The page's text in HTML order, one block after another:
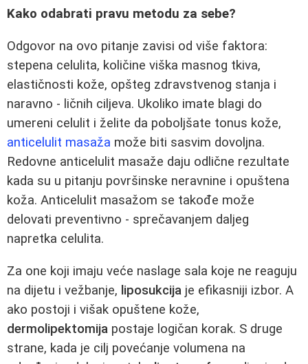
Kako odabrati pravu metodu za sebe?
Odgovor na ovo pitanje zavisi od više faktora:
stepena celulita, količine viška masnog tkiva,
elastičnosti kože, opšteg zdravstvenog stanja i
naravno - ličnih ciljeva. Ukoliko imate blagi do
umereni celulit i želite da poboljšate tonus kože,
anticelulit masaža može biti sasvim dovoljna.
Redovne anticelulit masaže daju odlične rezultate
kada su u pitanju površinske neravnine i opuštena
koža. Anticelulit masažom se takođe može
delovati preventivno - sprečavanjem daljeg
napretka celulita.
Za one koji imaju veće naslage sala koje ne reaguju
na dijetu i vežbanje, liposukcija je efikasniji izbor. A
ako postoji i višak opuštene kože,
dermolipektomija postaje logičan korak. S druge
strane, kada je cilj povećanje volumena na